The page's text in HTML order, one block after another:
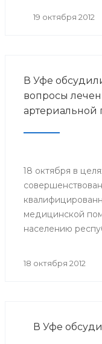
19 октября 2012
В Уфе
вопросы
артериальной
18 октября в
медицинской
населению
уровня врачей
18 октября 2012
В Уфе